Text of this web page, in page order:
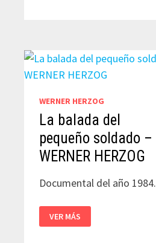
WERNER HERZOG
La balada del
pequeño soldado –
WERNER HERZOG
Documental del año 1984.
BALADA
DEL
VER MÁS